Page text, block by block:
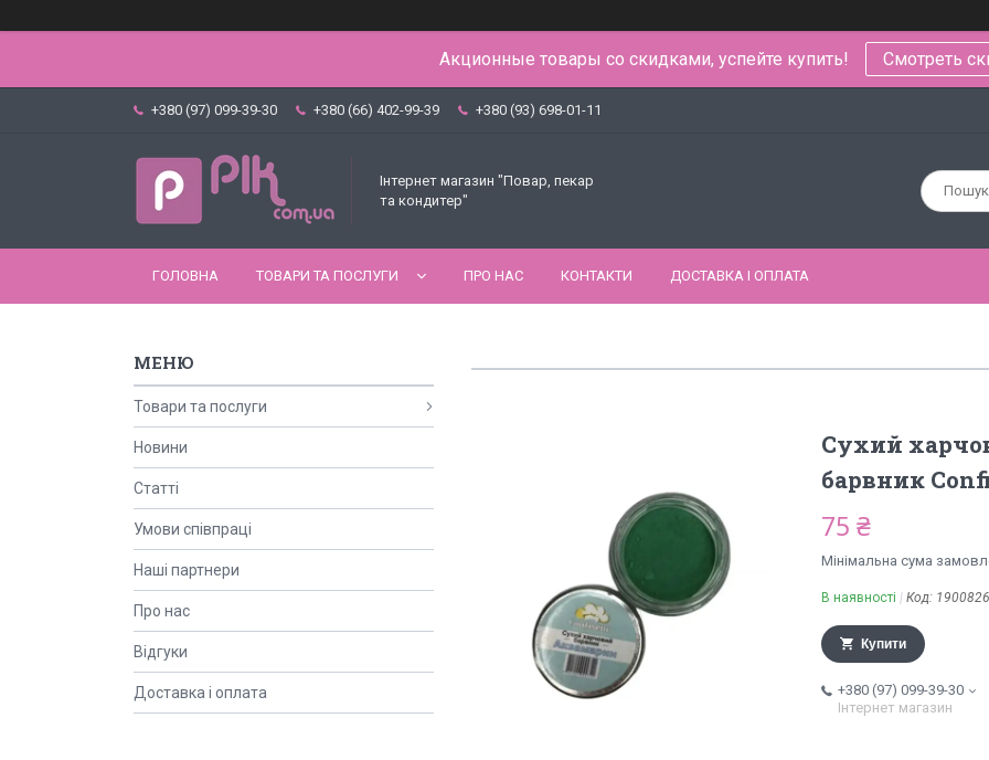
Акционные товары со скидками, успейте купить! Смотреть
+380 (97) 099-39-30 +380 (66) 402-99-39 +380 (93) 698-01-11
Інтернет магазин "Повар, пекар
та кондитер"
ГОЛОВНА ТОВАРИ ТА ПОСЛУГИ ПРО НАС КОНТАКТИ ДОСТАВКА І ОПЛАТА
Сухий
барвник
75 ₴
Мінімальна сума
В наявності Код:
Купити
+380 (97) 099-39-30
Інтернет магазин
Товари та послуги
Новини
Статті
Умови співпраці
Наші партнери
Про нас
Відгуки
Доставка і оплата